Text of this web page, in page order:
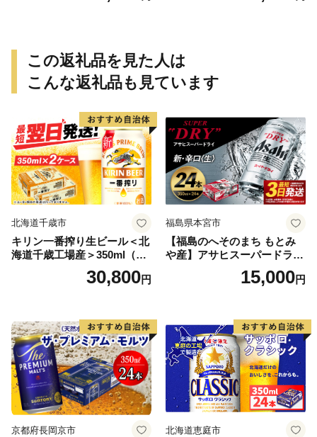
この返礼品を見た人は
こんな返礼品も見ています
北海道千歳市
キリン一番搾り生ビール＜北
海道千歳工場産＞350ml（24
30,800円
福島県本宮市
【福島のへそのまち もとみ
や産】アサヒスーパードライ
350ml×24本 合計8.4L 1ケー
ス アルコール度数5% 缶ビー
口 送料無料 カメイ 本宮市
【07214-0206】
15,000円
京都府長岡京市 北海道恵庭市